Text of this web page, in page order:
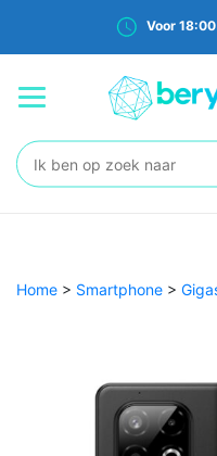
Voor
Zoeken:
Home > Smartphone >